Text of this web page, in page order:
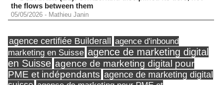
the flows between them
05/05/2026 - Mathieu Janin
agence certifiée Builderall
agence d'inbound
marketing en Suisse agence de marketing digital
en Suisse agence de marketing digital pour
PME et indépendants agence de marketing digital